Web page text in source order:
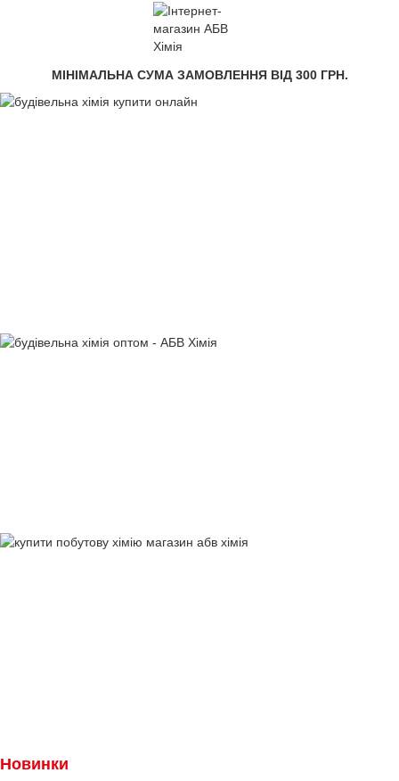
МІНІМАЛЬНА СУМА ЗАМОВЛЕННЯ ВІД 300 ГРН.
Новинки